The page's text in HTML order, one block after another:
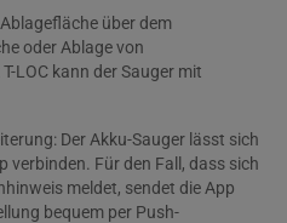
über dem
oder Ablage von
LOC kann der Sauger mit
Der Akku-Sauger lässt sich
verbinden. Für den Fall, dass sich
meldet, sendet die App
bequem per Push-